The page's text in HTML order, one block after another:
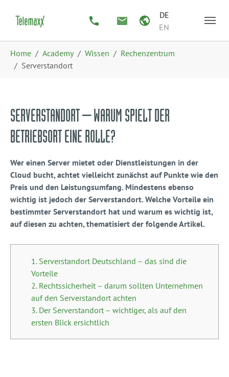
DE
EN
Home Academy Wissen
Rechenzentrum
Serverstandort
SERVERSTANDORT – WARUM SPIELT DER
BETRIEBSORT EINE ROLLE?
Wer einen Server mietet oder Dienstleistungen in der
Cloud bucht, achtet vielleicht zunächst auf Punkte wie den
Preis und den Leistungsumfang. Mindestens ebenso
wichtig ist jedoch der Serverstandort. Welche Vorteile ein
bestimmter Serverstandort hat und warum es wichtig ist,
auf diesen zu achten, thematisiert der folgende Artikel.
1. Serverstandort Deutschland – das sind die
Vorteile
2. Rechtssicherheit – darum sollten Unternehmen
auf den Serverstandort achten
3. Der Serverstandort – wichtiger, als auf den
ersten Blick ersichtlich